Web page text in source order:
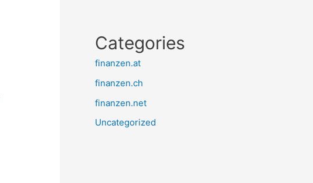
Categories
finanzen.at
finanzen.ch
finanzen.net
Uncategorized